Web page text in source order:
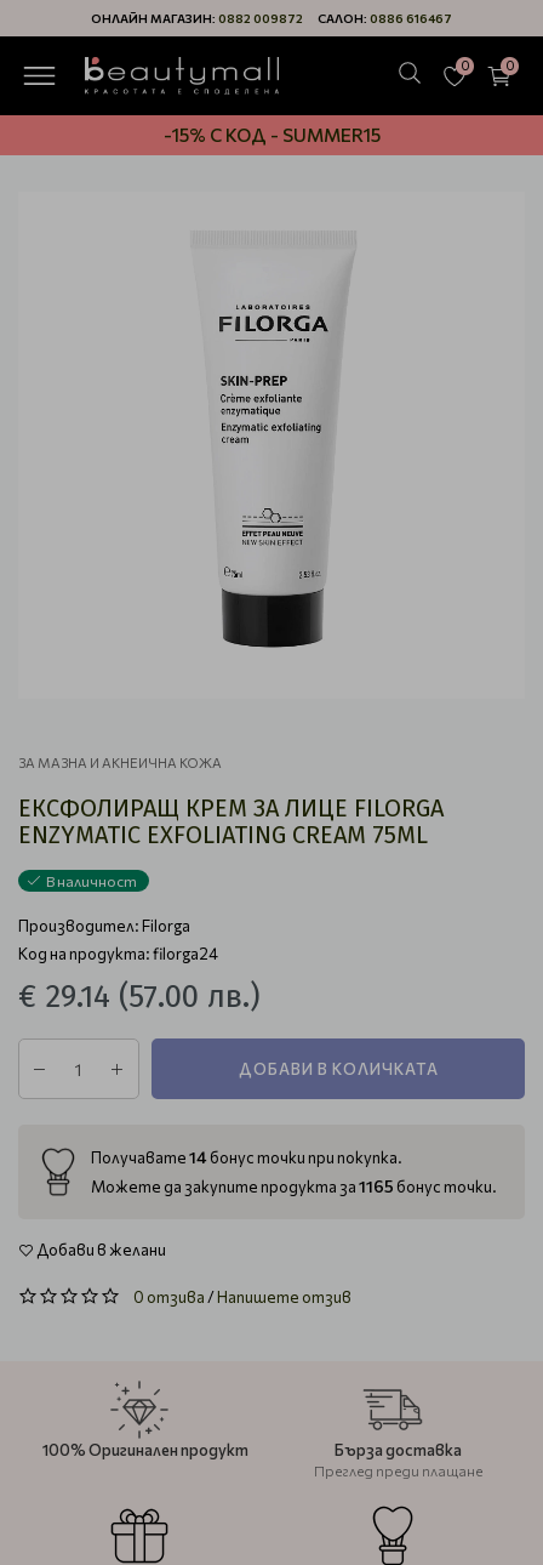
ОНЛАЙН МАГАЗИН: 0882 009872 САЛОН: 0886 616467
0 0
-15% С КОД - SUMMER15
ЗА МАЗНА И АКНЕИЧНА КОЖА
ЕКСФОЛИРАЩ КРЕМ ЗА ЛИЦЕ FILORGA
ENZYMATIC EXFOLIATING CREAM 75ML
В наличност
Производител:Filorga
Код на продукта: filorga24
€ 29.14 (57.00 лв.)
ДОБАВИ В КОЛИЧКАТА
Получавате14бонус точки при покупка.
Можете да закупите продукта за1165 бонус точки.
Добави в желани
0 отзива/Напишете отзив
100% Оригинален продукт Бърза доставка
Преглед преди плащане